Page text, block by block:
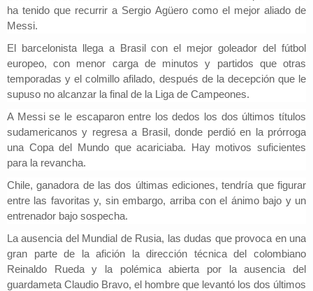
ha tenido que recurrir a Sergio Agüero como el mejor aliado de
Messi.
El barcelonista llega a Brasil con el mejor goleador del fútbol
europeo, con menor carga de minutos y partidos que otras
temporadas y el colmillo afilado, después de la decepción que le
supuso no alcanzar la final de la Liga de Campeones.
A Messi se le escaparon entre los dedos los dos últimos títulos
sudamericanos y regresa a Brasil, donde perdió en la prórroga
una Copa del Mundo que acariciaba. Hay motivos suficientes
para la revancha.
Chile, ganadora de las dos últimas ediciones, tendría que figurar
entre las favoritas y, sin embargo, arriba con el ánimo bajo y un
entrenador bajo sospecha.
La ausencia del Mundial de Rusia, las dudas que provoca en una
gran parte de la afición la dirección técnica del colombiano
Reinaldo Rueda y la polémica abierta por la ausencia del
guardameta Claudio Bravo, el hombre que levantó los dos últimos